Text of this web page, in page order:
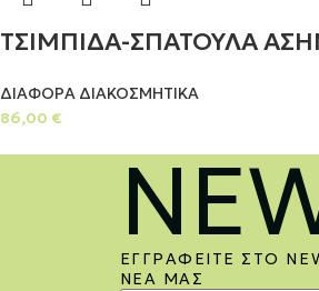
ΤΣΙΜΠΙΔΑ-ΣΠΑΤΟΥΛΑ
ΔΙΑΦΟΡΑ ΔΙΑΚΟΣΜΗΤΙΚΑ
86,00 €
ΕΓΓΡΑΦΕΊΤΕ ΣΤΟ
ΝΈΑ ΜΑΣ